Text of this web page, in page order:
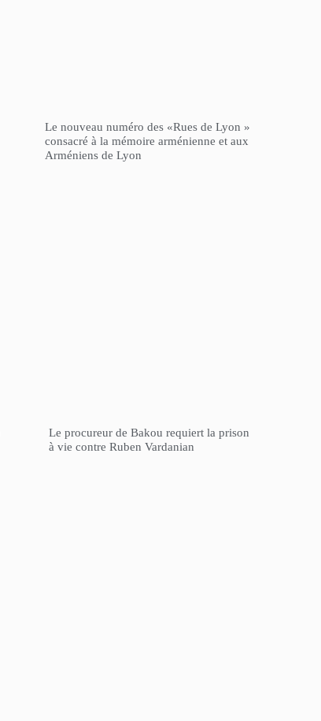
Le nouveau numéro des «Rues de Lyon »
consacré à la mémoire arménienne et aux
Arméniens de Lyon
Le procureur de Bakou requiert la prison
à vie contre Ruben Vardanian